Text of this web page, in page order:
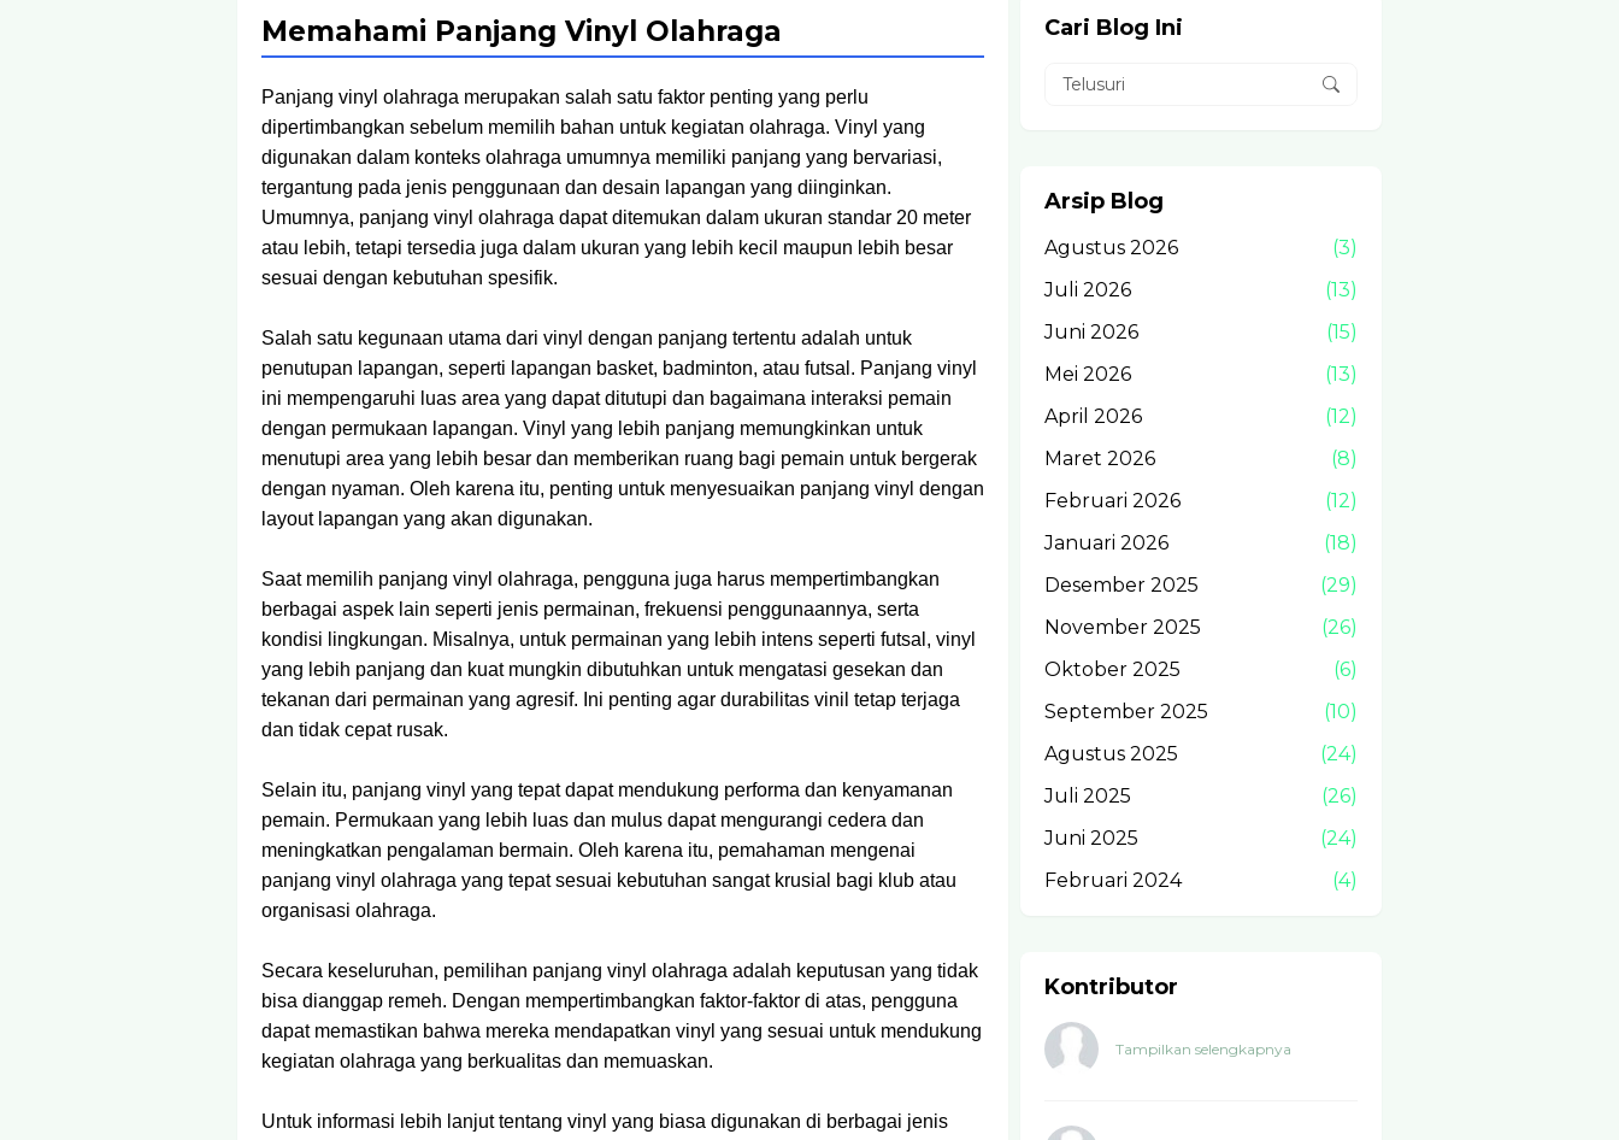
Memahami Panjang Vinyl Olahraga
Panjang vinyl olahraga merupakan salah satu faktor penting yang perlu
dipertimbangkan sebelum memilih bahan untuk kegiatan olahraga. Vinyl yang
digunakan dalam konteks olahraga umumnya memiliki panjang yang bervariasi,
tergantung pada jenis penggunaan dan desain lapangan yang diinginkan.
Umumnya, panjang vinyl olahraga dapat ditemukan dalam ukuran standar 20 meter
atau lebih, tetapi tersedia juga dalam ukuran yang lebih kecil maupun lebih besar
sesuai dengan kebutuhan spesifik.
Salah satu kegunaan utama dari vinyl dengan panjang tertentu adalah untuk
penutupan lapangan, seperti lapangan basket, badminton, atau futsal. Panjang vinyl
ini mempengaruhi luas area yang dapat ditutupi dan bagaimana interaksi pemain
dengan permukaan lapangan. Vinyl yang lebih panjang memungkinkan untuk
menutupi area yang lebih besar dan memberikan ruang bagi pemain untuk bergerak
dengan nyaman. Oleh karena itu, penting untuk menyesuaikan panjang vinyl dengan
layout lapangan yang akan digunakan.
Saat memilih panjang vinyl olahraga, pengguna juga harus mempertimbangkan
berbagai aspek lain seperti jenis permainan, frekuensi penggunaannya, serta
kondisi lingkungan. Misalnya, untuk permainan yang lebih intens seperti futsal, vinyl
yang lebih panjang dan kuat mungkin dibutuhkan untuk mengatasi gesekan dan
tekanan dari permainan yang agresif. Ini penting agar durabilitas vinil tetap terjaga
dan tidak cepat rusak.
Selain itu, panjang vinyl yang tepat dapat mendukung performa dan kenyamanan
pemain. Permukaan yang lebih luas dan mulus dapat mengurangi cedera dan
meningkatkan pengalaman bermain. Oleh karena itu, pemahaman mengenai
panjang vinyl olahraga yang tepat sesuai kebutuhan sangat krusial bagi klub atau
organisasi olahraga.
Secara keseluruhan, pemilihan panjang vinyl olahraga adalah keputusan yang tidak
bisa dianggap remeh. Dengan mempertimbangkan faktor-faktor di atas, pengguna
dapat memastikan bahwa mereka mendapatkan vinyl yang sesuai untuk mendukung
kegiatan olahraga yang berkualitas dan memuaskan.
Untuk informasi lebih lanjut tentang vinyl yang biasa digunakan di berbagai jenis
Cari Blog Ini
Arsip Blog
Agustus 2026
(3)
Juli 2026
(13)
Juni 2026
(15)
Mei 2026
(13)
April 2026
(12)
Maret 2026
(8)
Februari 2026
(12)
Januari 2026
(18)
Desember 2025
(29)
November 2025
(26)
Oktober 2025
(6)
September 2025
(10)
Agustus 2025
(24)
Juli 2025
(26)
Juni 2025
(24)
Februari 2024
(4)
Kontributor
Tampilkan selengkapnya